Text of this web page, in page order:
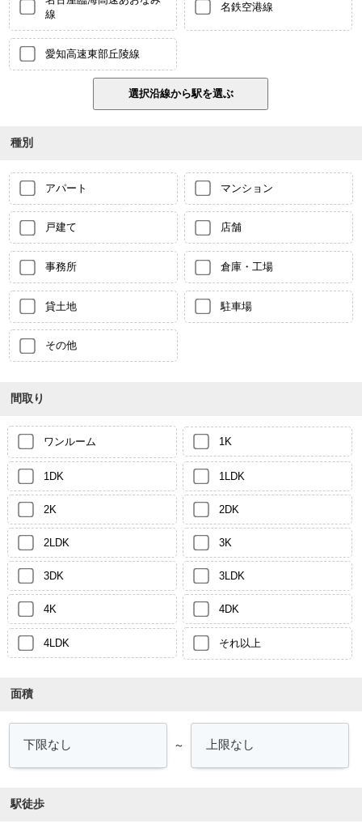
線
名鉄空港線
愛知高速東部丘陵線
種別
アパート マンション
戸建て 店舗
事務所 倉庫・工場
貸土地 駐車場
その他
間取り
ワンルーム 1K
1DK 1LDK
2K 2DK
2LDK 3K
3DK 3LDK
4K 4DK
4LDK それ以上
面積
～
駅徒歩